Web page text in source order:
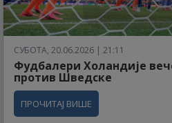
СУБОТА, 20.06.2026 | 21:11
Фудбалери Холандије
против Шведске
ПРОЧИТАЈ ВИШЕ